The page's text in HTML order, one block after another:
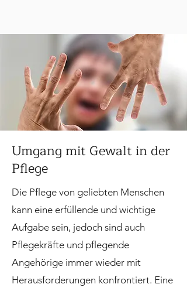
Umgang mit Gewalt in der
Pflege
Die Pflege von geliebten Menschen
kann eine erfüllende und wichtige
Aufgabe sein, jedoch sind auch
Pflegekräfte und pflegende
Angehörige immer wieder mit
Herausforderungen konfrontiert. Eine